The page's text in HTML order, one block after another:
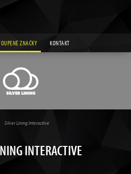
ZNAČKY KONTAKT
Silver Lining Interactive
INTERACTIVE